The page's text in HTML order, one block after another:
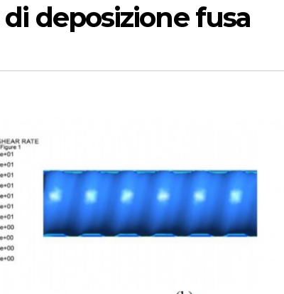
deposizione fusa